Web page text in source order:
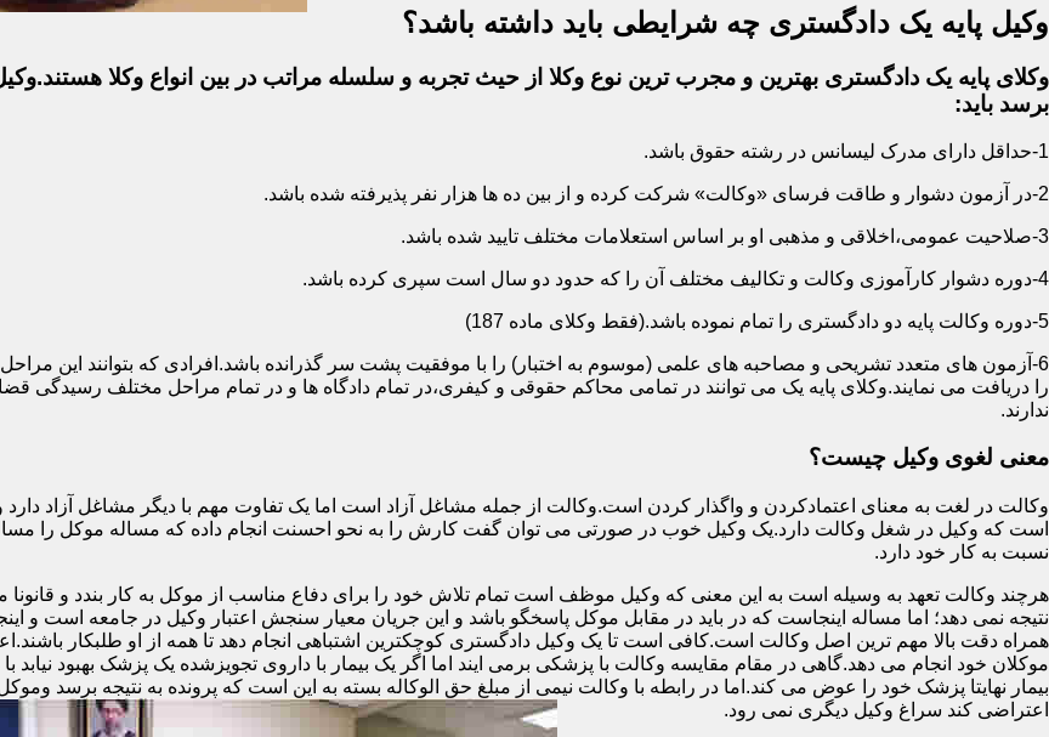
وکیل پایه یک دادگستری چه شرایطی باید داشته باشد؟
وکلای پایه یک دادگستری بهترین و مجرب ترین نوع وکلا از حیث تجربه و سلسله مراتب در بین انواع وکلا
برسد باید:
1-حداقل دارای مدرک لیسانس در رشته حقوق باشد.
2-در آزمون دشوار و طاقت فرسای «وکالت» شرکت کرده و از بین ده ها هزار نفر پذیرفته شده باشد.
3-صلاحیت عمومی،اخلاقی و مذهبی او بر اساس استعلامات مختلف تایید شده باشد.
4-دوره دشوار کارآموزی وکالت و تکالیف مختلف آن را که حدود دو سال است سپری کرده باشد.
5-دوره وکالت پایه دو دادگستری را تمام نموده باشد.(فقط وکلای ماده 187)
6-آزمون های متعدد تشریحی و مصاحبه های علمی (موسوم به اختبار) را با موفقیت پشت سر گذرانده باشد.افرادی که بتوانند این
را دریافت می نمایند.وکلای پایه یک می توانند در تمامی محاکم حقوقی و کیفری،در تمام دادگاه ها و در تمام مراحل مختلف
ندارند.
معنی لغوی وکیل چیست؟
وکالت در لغت به معنای اعتمادکردن و واگذار کردن است.وکالت از جمله مشاغل آزاد است اما یک تفاوت مهم با دیگر مشاغل آزاد
است که وکیل در شغل وکالت دارد.یک وکیل خوب در صورتی می توان گفت کارش را به نحو احسنت انجام داده که مساله موکل را
نسبت به کار خود دارد.
هرچند وکالت تعهد به وسیله است به این معنی که وکیل موظف است تمام تلاش خود را برای دفاع مناسب از موکل به کار بندد و قانونا
نتیجه نمی دهد؛ اما مساله اینجاست که در باید در مقابل موکل پاسخگو باشد و این جریان معیار سنجش اعتبار وکیل در جامعه است
همراه دقت بالا مهم ترین اصل وکالت است.کافی است تا یک وکیل دادگستری کوچکترین اشتباهی انجام دهد تا همه از او طلبکار
موکلان خود انجام می دهد.گاهی در مقام مقایسه وکالت با پزشکی برمی ایند اما اگر یک بیمار با داروی تجویزشده یک پزشک بهبود نیابد
بیمار نهایتا پزشک خود را عوض می کند.اما در رابطه با وکالت نیمی از مبلغ حق الوکاله بسته به این است که پرونده به نتیجه برسد
اعتراضی کند سراغ وکیل دیگری نمی رود.